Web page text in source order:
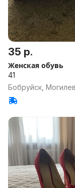
35 р.
Женская обувь
41
Бобруйск,